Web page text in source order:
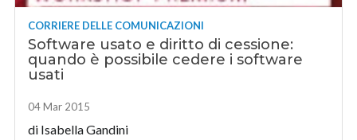
CORRIERE DELLE COMUNICAZIONI
Software usato e diritto di cessione:
quando è possibile cedere i software
usati
04 Mar 2015
di Isabella Gandini